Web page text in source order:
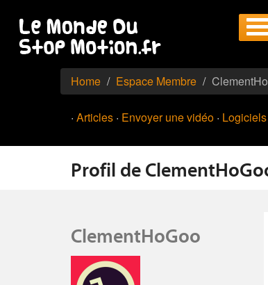
Home Espace Membre
· Articles · Envoyer une vidéo · Logiciels
Profil de
ClementHoGoo